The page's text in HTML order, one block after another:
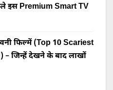
इस Premium Smart TV
फिल्में (Top 10 Scariest
– जिन्हें देखने के बाद लाखों